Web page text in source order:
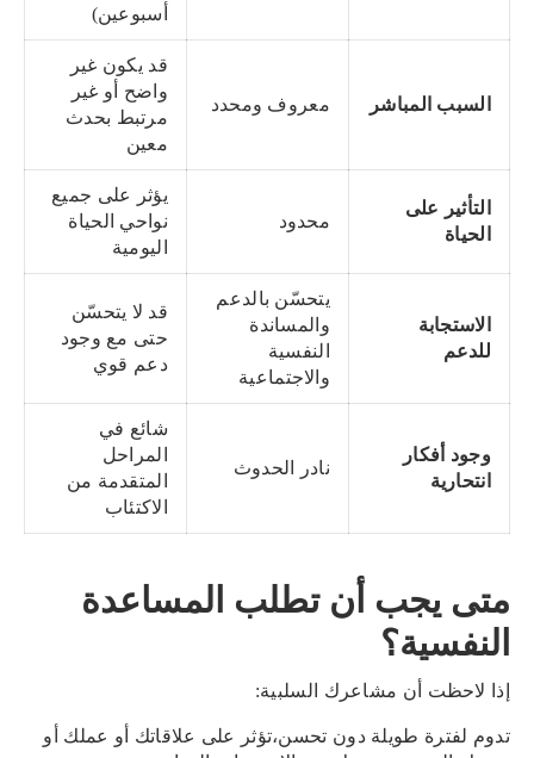
أسبوعين)
السبب المباشر معروف ومحدد
قد يكون غير
واضح أو غير
مرتبط بحدث
معين
التأثير على
الحياة
محدود
يؤثر على جميع
نواحي الحياة
اليومية
الاستجابة
للدعم
يتحسّن بالدعم
والمساندة
النفسية
والاجتماعية
قد لا يتحسّن
حتى مع وجود
دعم قوي
وجود أفكار
انتحارية
نادر الحدوث
شائع في
المراحل
المتقدمة من
الاكتئاب
متى يجب أن تطلب المساعدة
النفسية؟
إذا لاحظت أن مشاعرك السلبية:
تدوم لفترة طويلة دون تحسن،تؤثر على علاقاتك أو عملك أو